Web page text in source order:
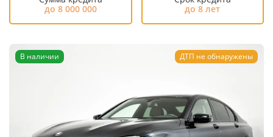
до 8 000 000
до 8 лет
В наличии ДТП не обнаружены